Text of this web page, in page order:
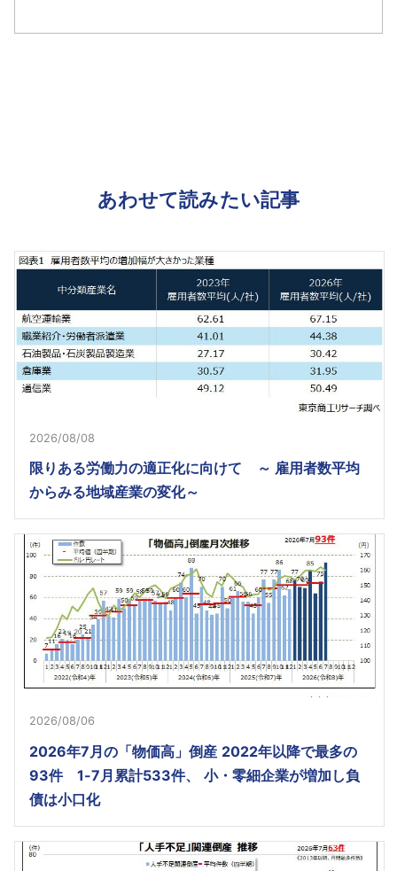
あわせて読みたい記事
2026/08/08
限りある労働力の適正化に向けて ～ 雇用者数平均
からみる地域産業の変化～
2026/08/06
2026年7月の「物価高」倒産 2022年以降で最多の
93件 1-7月累計533件、 小・零細企業が増加し負
債は小口化